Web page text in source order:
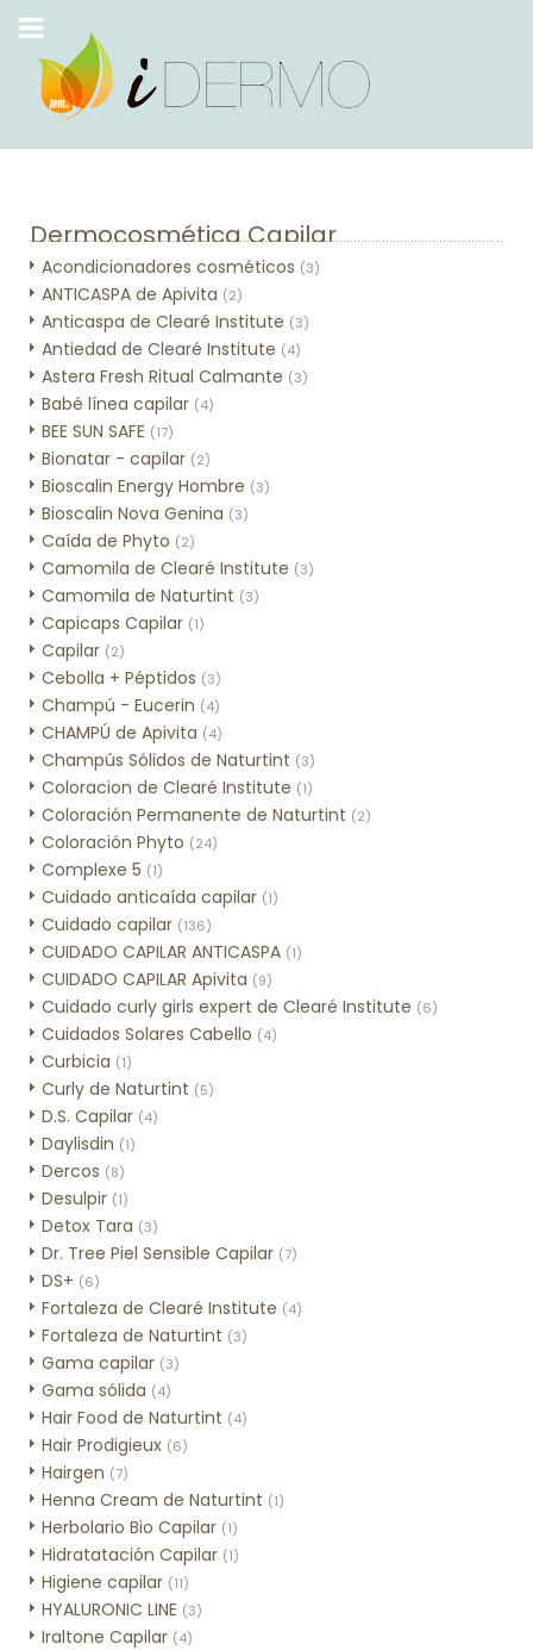
Dermocosmética Capilar
Acondicionadores cosméticos (3)
ANTICASPA de Apivita (2)
Anticaspa de Clearé Institute (3)
Antiedad de Clearé Institute (4)
Astera Fresh Ritual Calmante (3)
Babé línea capilar (4)
BEE SUN SAFE (17)
Bionatar - capilar (2)
Bioscalin Energy Hombre (3)
Bioscalin Nova Genina (3)
Caída de Phyto (2)
Camomila de Clearé Institute (3)
Camomila de Naturtint (3)
Capicaps Capilar (1)
Capilar (2)
Cebolla + Péptidos (3)
Champú - Eucerin (4)
CHAMPÚ de Apivita (4)
Champús Sólidos de Naturtint (3)
Coloracion de Clearé Institute (1)
Coloración Permanente de Naturtint (2)
Coloración Phyto (24)
Complexe 5 (1)
Cuidado anticaída capilar (1)
Cuidado capilar (136)
CUIDADO CAPILAR ANTICASPA (1)
CUIDADO CAPILAR Apivita (9)
Cuidado curly girls expert de Clearé Institute (6)
Cuidados Solares Cabello (4)
Curbicia (1)
Curly de Naturtint (5)
D.S. Capilar (4)
Daylisdin (1)
Dercos (8)
Desulpir (1)
Detox Tara (3)
Dr. Tree Piel Sensible Capilar (7)
DS+ (6)
Fortaleza de Clearé Institute (4)
Fortaleza de Naturtint (3)
Gama capilar (3)
Gama sólida (4)
Hair Food de Naturtint (4)
Hair Prodigieux (6)
Hairgen (7)
Henna Cream de Naturtint (1)
Herbolario Bio Capilar (1)
Hidratatación Capilar (1)
Higiene capilar (11)
HYALURONIC LINE (3)
Iraltone Capilar (4)